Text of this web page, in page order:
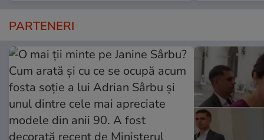
PARTENERI